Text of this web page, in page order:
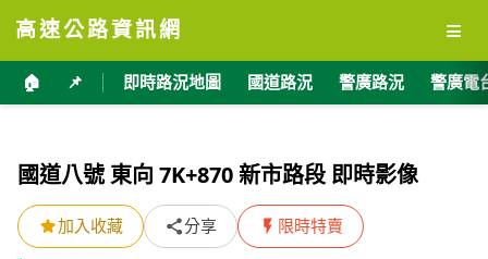
高速公路資訊網 ≡
🏠 📌 即時路況地圖 國道路況 警廣路況 警廣電
國道八號 東向 7K+870 新市路段 即時影像
加入收藏 分享 限時特賣